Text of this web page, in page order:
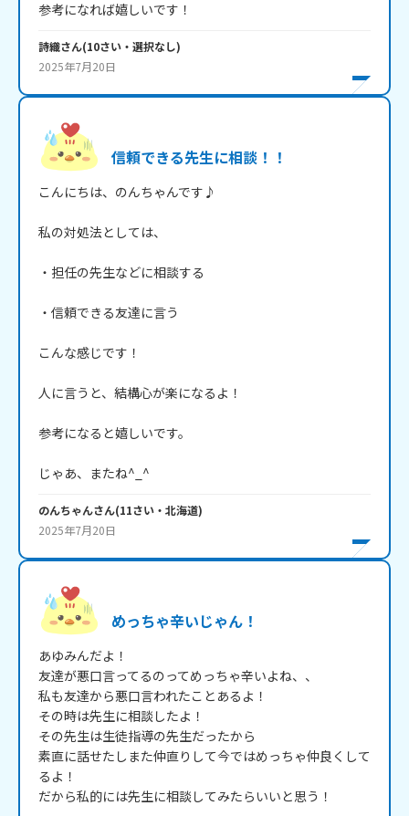
詩織さん(10さい・ 選択なし)
2025年7月20日
信頼できる先生に相談！！
こんにちは、のんちゃんです♪
私の対処法としては、
・担任の先生などに相談する
・信頼できる友達に言う
こんな感じです！
人に言うと、結構心が楽になるよ！
参考になると嬉しいです。
のんちゃんさん(11さい・ 北海道)
2025年7月20日
めっちゃ辛いじゃん！
あゆみんだよ！
友達が悪口言ってるのってめっちゃ辛いよね、、
私も友達から悪口言われたことあるよ！
その時は先生に相談したよ！
その先生は生徒指導の先生だったから
素直に話せたしまた仲直りして今ではめっちゃ仲良くして
るよ！
だから私的には先生に相談してみたらいいと思う！